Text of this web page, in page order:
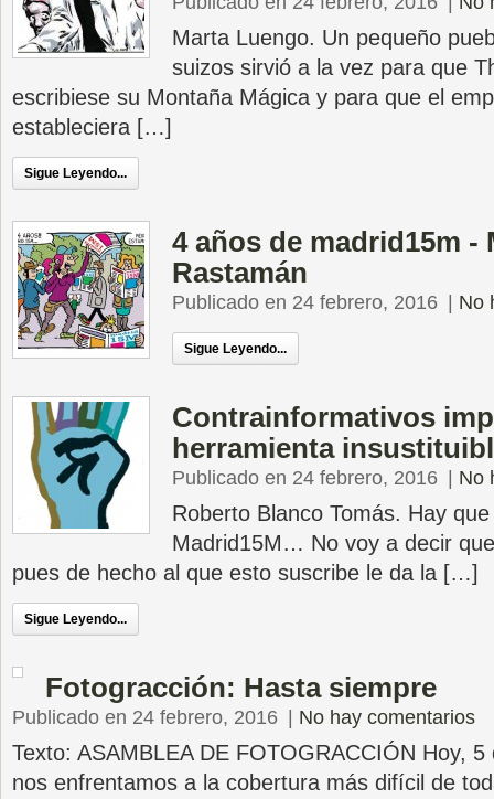
Marta Luengo. Un pequeño
suizos sirvió a la vez para que
escribiese su Montaña Mágica y para que el
estableciera […]
Sigue Leyendo...
4 años de madrid15m -
Rastamán
Publicado en 24 febrero, 2016 No
Sigue Leyendo...
Contrainformativos
herramienta
Publicado en 24 febrero, 2016 No
Roberto Blanco Tomás. Hay
Madrid15M… No voy a decir
pues de hecho al que esto suscribe le da la […]
Sigue Leyendo...
Fotogracción: Hasta siempre
Publicado en 24 febrero, 2016 No hay comentarios
Texto: ASAMBLEA DE FOTOGRACCIÓN Hoy,
nos enfrentamos a la cobertura más difícil de